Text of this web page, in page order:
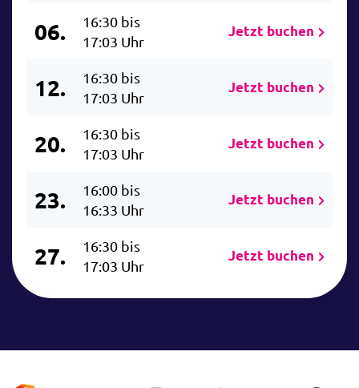
06.
16:30 bis
17:03 Uhr
Jetzt buchen
12.
16:30 bis
17:03 Uhr
Jetzt buchen
20.
16:30 bis
17:03 Uhr
Jetzt buchen
23.
16:00 bis
16:33 Uhr
Jetzt buchen
27.
16:30 bis
17:03 Uhr
Jetzt buchen